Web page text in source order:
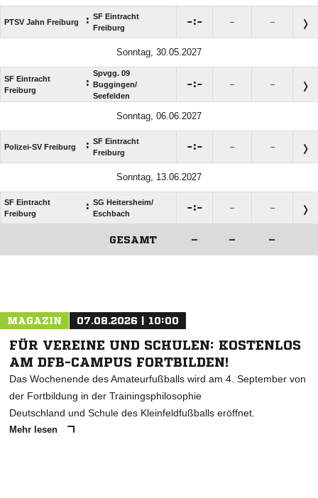
PTSV Jahn Freiburg : SF Eintracht
Freiburg
: – –
Sonntag, 30.05.2027
SF Eintracht
Freiburg
:
Spvgg. 09
Buggingen/​
Seefelden
: – –
Sonntag, 06.06.2027
Polizei-SV Freiburg : SF Eintracht
Freiburg
: – –
Sonntag, 13.06.2027
SF Eintracht
Freiburg
: SG Heitersheim/​
Eschbach
: – –
GESAMT – – –
MAGAZIN 07.08.2026 | 10:00
FÜR VEREINE UND SCHULEN: KOSTENLOS
AM DFB-CAMPUS FORTBILDEN!
Das Wochenende des Amateurfußballs wird am 4. September von
der Fortbildung in der Trainingsphilosophie
Deutschland und Schule des Kleinfeldfußballs eröffnet.
Mehr lesen